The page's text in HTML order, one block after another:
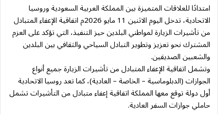
امتدادًا للعلاقات المتميزة بين المملكة العربية السعودية وروسيا
الاتحادية، تدخل اليوم الاثنين 11 مايو 2026م اتفاقية الإعفاء المتبادل
من تأشيرات الزيارة لمواطني البلدين حيز التنفيذ، التي تؤكد على العزم
المشترك نحو تعزيز وتطوير التبادل السياحي والثقافي بين البلدين
والشعبين الصديقين.
وتشمل اتفاقية الإعفاء المتبادل من تأشيرات الزيارة جميع أنواع
الجوازات (الدبلوماسية – الخاصة – العادية)، كما تعد روسيا الاتحادية
أول دولة توقع معها المملكة اتفاقية إعفاء متبادل من التأشيرات تشمل
حاملي جوازات السفر العادية.